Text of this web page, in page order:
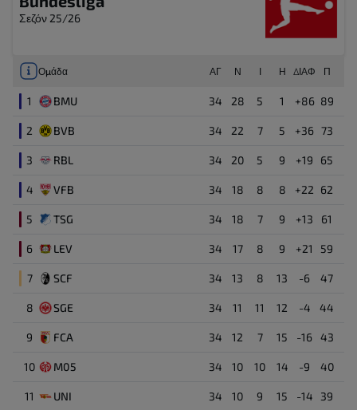
Κίτρινη κάρτα
37' Budu Zivzivadze
Γκολ ( 1 : 2 )
10' Marius Bulter
7
58'
17
Αμυντικός
11
71'
38
3
20
33 Rav Van den Berg
Σεζόν 25/26
Ομάδα ΑΓ Ν Ι Η ΔΙΑΦ Π
1 BMU 34 28 5 1 +86 89
2 BVB 34 22 7 5 +36 73
3 RBL 34 20 5 9 +19 65
4 VFB 34 18 8 8 +22 62
5 TSG 34 18 7 9 +13 61
6 LEV 34 17 8 9 +21 59
7 SCF 34 13 8 13 -6 47
8 SGE 34 11 11 12 -4 44
9 FCA 34 12 7 15 -16 43
10 M05 34 10 10 14 -9 40
11 UNI 34 10 9 15 -14 39